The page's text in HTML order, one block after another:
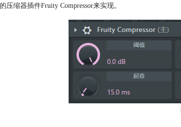
压缩器插件Fruity Compressor来实现。